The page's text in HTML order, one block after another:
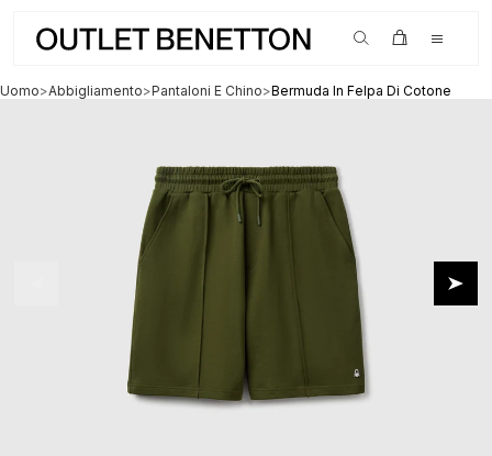
Uomo>Abbigliamento>Pantaloni E Chino>Bermuda In Felpa Di Cotone